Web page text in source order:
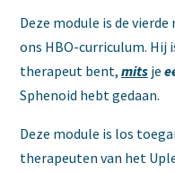
Deze module is de
ons HBO-curriculum. Hij
therapeut bent, mits je
Sphenoid hebt gedaan.
Deze module is los
therapeuten van het